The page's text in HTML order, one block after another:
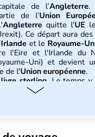
de l’Angleterre.
de l’Union
Angleterre quitte l'UE
Ce départ aura
Irlande et le Royaume-
l'Eire et l'Irlande du
Uni) et devient
de l'Union européenne.
sterling . Le temps
précipitations : il